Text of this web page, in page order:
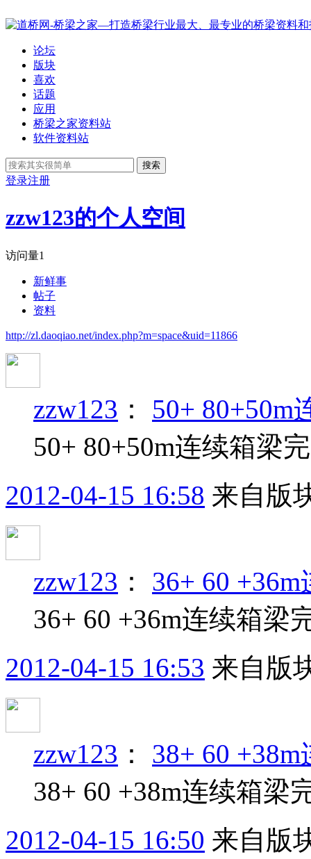
论坛
版块
喜欢
话题
应用
桥梁之家资料站
软件资料站
搜索
登录注册
zzw123的个人空间
访问量1
新鲜事
帖子
资料
http://zl.daoqiao.net/index.php?m=space&uid=11866
zzw123 ： 50+ 80+50m
50+ 80+50m连续箱梁
2012-04-15 16:58 来自版
zzw123 ： 36+ 60
36+ 60 +36m连续箱梁
2012-04-15 16:53 来自版
zzw123 ： 38+ 60
38+ 60 +38m连续箱梁
2012-04-15 16:50 来自版